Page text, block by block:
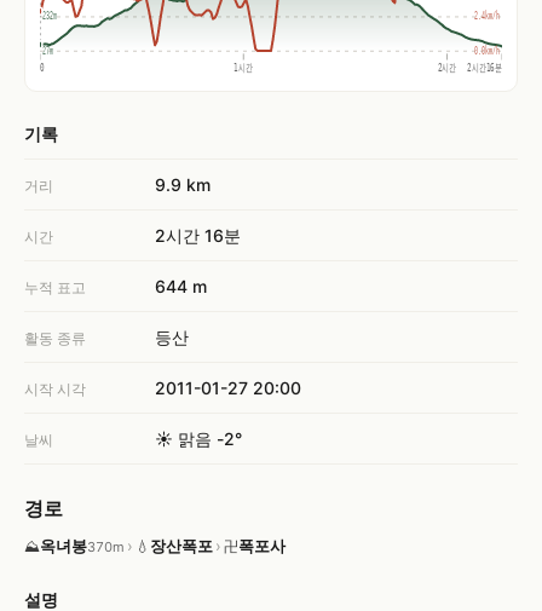
0 1시간 2시간 2시간16분
232m
27m
2.4km/h
0.0km/h
기록
거리 9.9 km
시간 2시간 16분
누적 표고 644 m
활동 종류 등산
시작 시각 2011-01-27 20:00
날씨 ☀️ 맑음 -2°
경로
⛰옥녀봉370m › 💧 장산폭포 › 卍폭포사
설명